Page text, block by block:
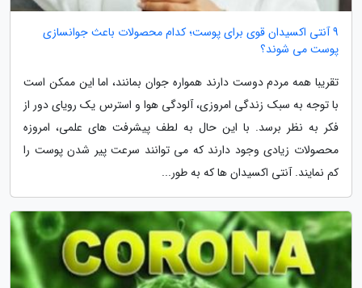
9 آنتی اکسیدان قوی برای پوست؛ کدام محصولات باعث جوانسازی
پوست می شوند؟
تقریبا همه مردم دوست دارند همواره جوان بمانند، اما این ممکن است
با توجه به سبک زندگی امروزی، آلودگی هوا و استرس یک رویای دور از
فکر به نظر برسد. با این حال به لطف پیشرفت های علمی، امروزه
محصولات زیادی وجود دارند که می توانند سرعت پیر شدن پوست را
کم نمایند. آنتی اکسیدان ها که به طور...